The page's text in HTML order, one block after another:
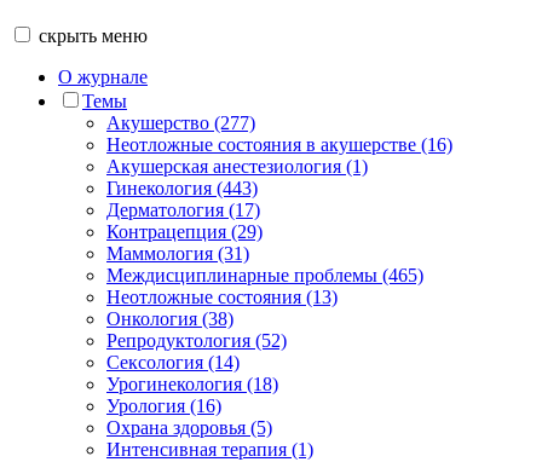
скрыть меню
О журнале
Темы
Акушерство (277)
Неотложные состояния в акушерстве (16)
Акушерская анестезиология (1)
Гинекология (443)
Дерматология (17)
Контрацепция (29)
Маммология (31)
Междисциплинарные проблемы (465)
Неотложные состояния (13)
Онкология (38)
Репродуктология (52)
Сексология (14)
Урогинекология (18)
Урология (16)
Охрана здоровья (5)
Интенсивная терапия (1)